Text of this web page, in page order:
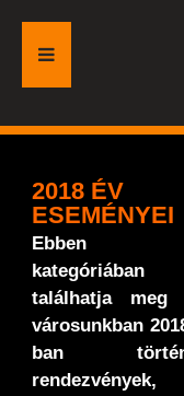
FŐOLDAL
GALÉRIA
ESEMÉNYEK
VÁROSI
2018 ÉV
ESEMÉNYEI
Ebben
kategóriában
találhatja meg
városunkban
ban
rendezvények,